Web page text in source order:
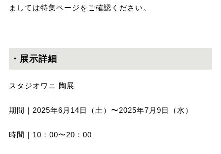
ましては特集ページをご確認ください。
・展⽰詳細
スタジオワニ 陶展
期間｜2025年6⽉14⽇（土）〜2025年7⽉9⽇（水）
時間｜10：00〜20：00